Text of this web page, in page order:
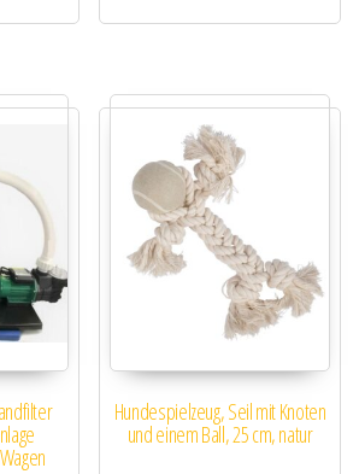
Hundespielzeug, Seil mit Knoten
und einem Ball, 25 cm, natur